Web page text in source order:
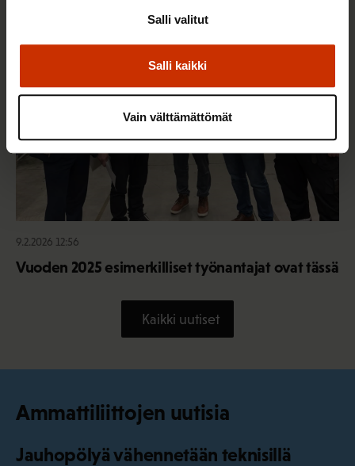
Salli kaikki
Salli valitut
Vain välttämättömät
9.2.2026 12:56
Vuoden 2025 esimerkilliset työnantajat ovat tässä
Kaikki uutiset
Ammattiliittojen uutisia
Jauhopölyä vähennetään teknisillä